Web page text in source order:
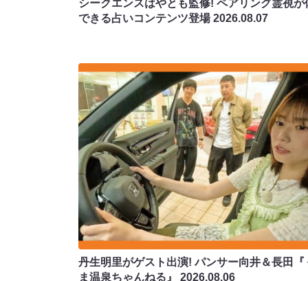
シークエンスはやとも監修! ペアリング霊視が
できる占いコンテンツ登場2026.08.07
丹生明里がゲスト出演! パンサー向井＆長田『
ま温泉ちゃんねる』 2026.08.06